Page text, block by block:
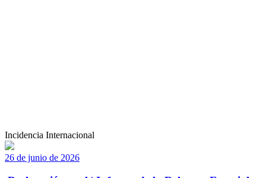
Incidencia Internacional
26 de junio de 2026